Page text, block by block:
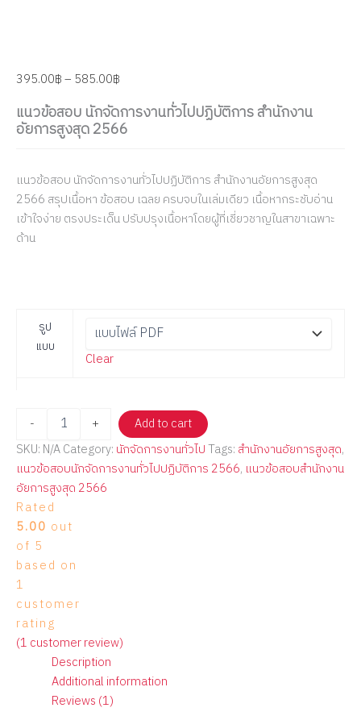
395.00฿– 585.00฿
แนวข้อสอบ นักจัดการงานทั่วไปปฏิบัติการ สำนักงาน
อัยการสูงสุด 2566
แนวข้อสอบ นักจัดการงานทั่วไปปฏิบัติการ สำนักงานอัยการสูงสุด
2566 สรุปเนื้อหา ข้อสอบ เฉลย ครบจบในเล่มเดียว เนื้อหากระชับอ่าน
เข้าใจง่าย ตรงประเด็น ปรับปรุงเนื้อหาโดยผู้ที่เชี่ยวชาญในสาขาเฉพาะ
ด้าน
รูป
แบบ
Clear
- +
Add to cart
SKU: N/ACategory: นักจัดการงานทั่วไปTags: สำนักงานอัยการสูงสุด,
แนวข้อสอบนักจัดการงานทั่วไปปฏิบัติการ 2566, แนวข้อสอบสำนักงาน
อัยการสูงสุด 2566
Rated
5.00 out
of 5
based on
1
customer
rating
(1 customer review)
Description
Additional information
Reviews (1)